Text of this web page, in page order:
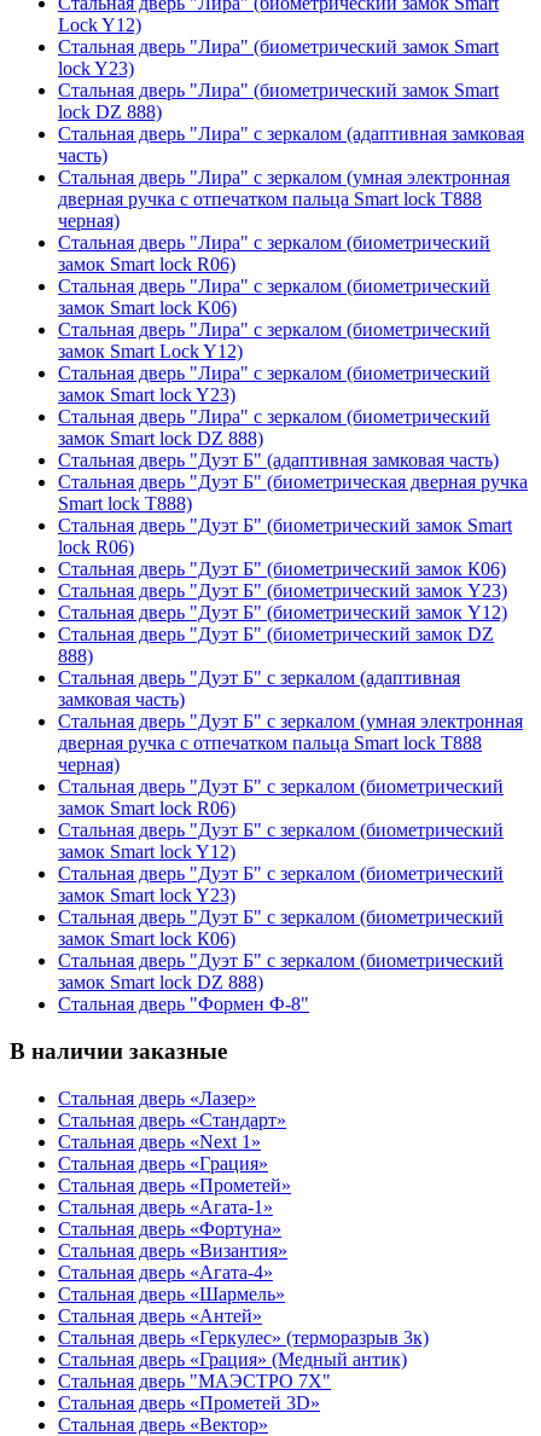
Lock Y12)
Стальная дверь "Лира" (биометрический замок Smart
lock Y23)
Стальная дверь "Лира" (биометрический замок Smart
lock DZ 888)
Стальная дверь "Лира" с зеркалом (адаптивная замковая
часть)
Стальная дверь "Лира" с зеркалом (умная электронная
дверная ручка с отпечатком пальца Smart lock T888
черная)
Стальная дверь "Лира" с зеркалом (биометрический
замок Smart lock R06)
Стальная дверь "Лира" с зеркалом (биометрический
замок Smart lock K06)
Стальная дверь "Лира" с зеркалом (биометрический
замок Smart Lock Y12)
Стальная дверь "Лира" с зеркалом (биометрический
замок Smart lock Y23)
Стальная дверь "Лира" с зеркалом (биометрический
замок Smart lock DZ 888)
Стальная дверь "Дуэт Б" (адаптивная замковая часть)
Стальная дверь "Дуэт Б" (биометрическая дверная ручка
Smart lock T888)
Стальная дверь "Дуэт Б" (биометрический замок Smart
lock R06)
Стальная дверь "Дуэт Б" (биометрический замок К06)
Стальная дверь "Дуэт Б" (биометрический замок Y23)
Стальная дверь "Дуэт Б" (биометрический замок Y12)
Стальная дверь "Дуэт Б" (биометрический замок DZ
888)
Стальная дверь "Дуэт Б" с зеркалом (адаптивная
замковая часть)
Стальная дверь "Дуэт Б" с зеркалом (умная электронная
дверная ручка с отпечатком пальца Smart lock T888
черная)
Стальная дверь "Дуэт Б" с зеркалом (биометрический
замок Smart lock R06)
Стальная дверь "Дуэт Б" с зеркалом (биометрический
замок Smart lock Y12)
Стальная дверь "Дуэт Б" с зеркалом (биометрический
замок Smart lock Y23)
Стальная дверь "Дуэт Б" с зеркалом (биометрический
замок Smart lock К06)
Стальная дверь "Дуэт Б" с зеркалом (биометрический
замок Smart lock DZ 888)
Стальная дверь "Формен Ф-8"
В наличии заказные
Стальная дверь «Лазер»
Стальная дверь «Стандарт»
Стальная дверь «Next 1»
Стальная дверь «Гpация»
Стальная дверь «Прометей»
Стальная дверь «Агата-1»
Стальная дверь «Фортуна»
Стальная дверь «Византия»
Стальная дверь «Агата-4»
Стальная дверь «Шармель»
Стальная дверь «Антей»
Стальная дверь «Геркулес» (терморазрыв 3к)
Стальная дверь «Грация» (Медный антик)
Стальная дверь "МАЭСТРО 7Х"
Стальная дверь «Прометей 3D»
Стальная дверь «Вектор»